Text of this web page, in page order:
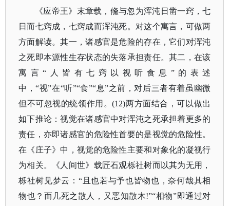
《应帝王》末章载，儵与忽为浑沌日凿一窍，七
日而七窍成，七窍成而浑沌死。对这个寓言，可做两
方面解读。其一，诸感官是危险的存在，它们对浑沌
之死即本源性生存状态的失落承担责任。其二，在该
寓言“人皆有七窍以视听食息”的表述
中，“视”在“听”“食”“息”之前，对后三者有着虽幽微
但不可忽视的统领作用。(12)两方面结合，可以做出
如下推论：视觉在诸感官中对浑沌之死承担着更多的
责任，亦即诸感官的危险性首要的是视觉的危险性。
在《庄子》中，视觉的危险性主要和对象化的凝视行
为相关。《人间世》载匠石观栎社树而以其为无用，
栎社树见梦云：“且也若与予也皆物也，奈何哉其相
物也？而几死之散人，又恶知散木!”“相物”即通过对